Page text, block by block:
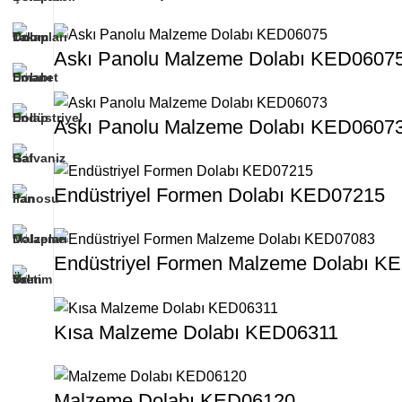
Askı Panolu Malzeme Dolabı
Askı Panolu Malzeme Dolabı
Endüstriyel Formen Dolabı KED07215
Endüstriyel Formen Malzeme Dolabı
Kısa Malzeme Dolabı KED06311